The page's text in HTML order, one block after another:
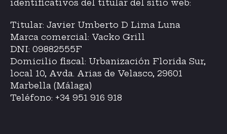
identificativos del titular del sitio web:
Titular: Javier Umberto D Lima Luna
Marca comercial: Vacko Grill
DNI: 09882555F
Domicilio fiscal: Urbanización Florida Sur,
local 10, Avda. Arias de Velasco, 29601
Marbella (Málaga)
Teléfono: +34 951 916 918